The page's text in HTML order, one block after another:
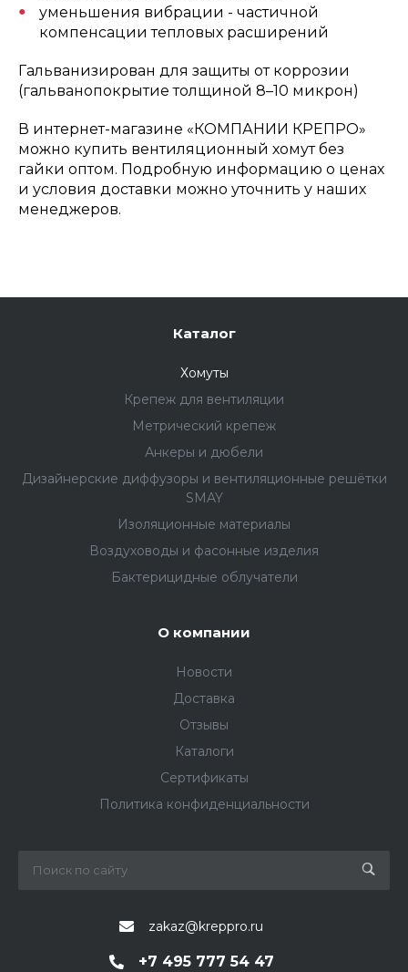
уменьшения вибрации - частичной
компенсации тепловых расширений
Гальванизирован для защиты от коррозии
(гальванопокрытие толщиной 8–10 микрон)
В интернет-магазине «КОМПАНИИ КРЕПРО»
можно купить вентиляционный хомут без
гайки оптом. Подробную информацию о ценах
и условия доставки можно уточнить у наших
менеджеров.
Каталог
Хомуты
Крепеж для вентиляции
Метрический крепеж
Анкеры и дюбели
Дизайнерские диффузоры и вентиляционные решётки
SMAY
Изоляционные материалы
Воздуховоды и фасонные изделия
Бактерицидные облучатели
О компании
Новости
Доставка
Отзывы
Каталоги
Сертификаты
Политика конфиденциальности
zakaz@kreppro.ru
+7 495 777 54 47